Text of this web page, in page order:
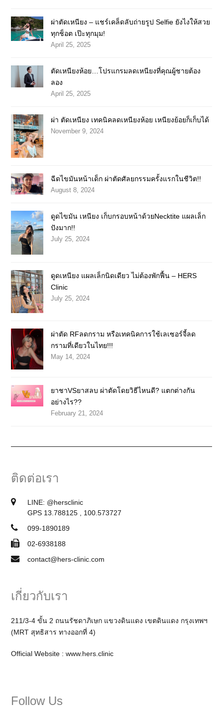
ผ่าตัดเหนียง – แชร์เคล็ดลับถ่ายรูป Selfie ยังไงให้สวย
ทุกช็อต เป๊ะทุกมุม!
April 25, 2025
ตัดเหนียงห้อย…โปรแกรมลดเหนียงที่คุณผู้ชายต้อง
ลอง
April 25, 2025
ผ่า ตัดเหนียง เทคนิคลดเหนียงห้อย เหนียงย้อยก็เก็บได้
November 9, 2024
ฉีดไขมันหน้าเด็ก ผ่าตัดศัลยกรรมครั้งแรกในชีวิต!!
August 8, 2024
ดูดไขมัน เหนียง เก็บกรอบหน้าด้วยNecktite แผลเล็ก
ปังมาก!!
July 25, 2024
ดูดเหนียง แผลเล็กนิดเดียว ไม่ต้องพักฟื้น – HERS
Clinic
July 25, 2024
ผ่าตัด RFลดกราม หรือเทคนิคการใช้เลเซอร์จี้ลด
กรามที่เดียวในไทย!!!
May 14, 2024
ยาชาVSยาสลบ ผ่าตัดโดยวิธีไหนดี? แตกต่างกัน
อย่างไร??
February 21, 2024
ติดต่อเรา
LINE: @hersclinic
GPS 13.788125 , 100.573727
099-1890189
02-6938188
contact@hers-clinic.com
เกี่ยวกับเรา
211/3-4 ขั้น 2 ถนนรัชดาภิเษก แขวงดินแดง เขตดินแดง กรุงเทพฯ
(MRT สุทธิสาร ทางออกที่ 4)
Official Website :www.hers.clinic
Follow Us